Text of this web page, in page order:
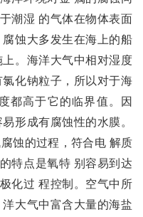
潮湿 的气体在物体表面
蚀大多发生在海上的船
。海洋大气中相对湿度
化钠粒子，所以对于海
都高于它的临界值。因
形成有腐蚀性的水膜。
蚀的过程，符合电 解质
特点是氧特 别容易到达
化过 程控制。空气中所
大气中富含大量的海盐